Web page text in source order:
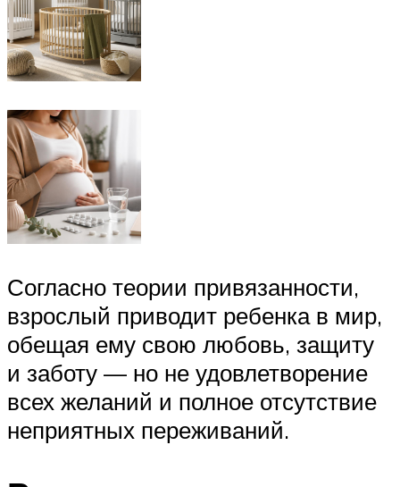
Согласно теории привязанности,
взрослый приводит ребенка в мир,
обещая ему свою любовь, защиту
и заботу — но не удовлетворение
всех желаний и полное отсутствие
неприятных переживаний.